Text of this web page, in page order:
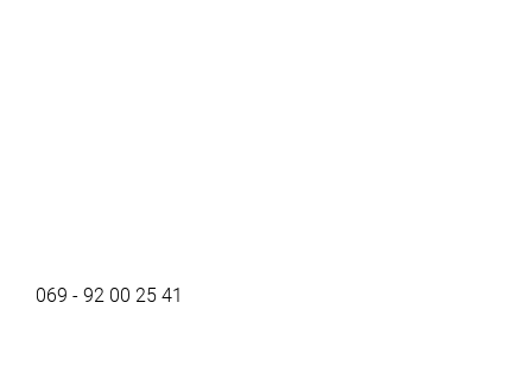
069 - 92 00 25 41